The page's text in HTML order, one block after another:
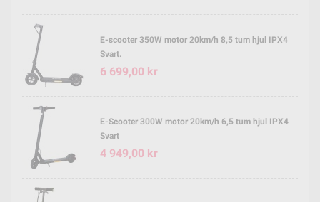
E-scooter 350W motor 20km/h 8,5 tum hjul IPX4
Svart.
6 699,00 kr
E-Scooter 300W motor 20km/h 6,5 tum hjul IPX4
Svart
4 949,00 kr